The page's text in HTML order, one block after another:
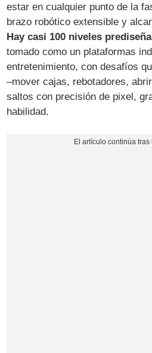
estar en cualquier punto de la
brazo robótico extensible y
Hay casi 100 niveles
tomado como un plataformas
entretenimiento, con desafíos
–mover cajas, rebotadores,
saltos con precisión de pixel,
habilidad.